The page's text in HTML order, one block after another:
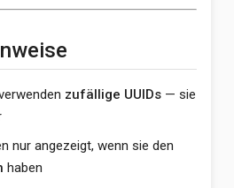
zufällige UUIDs— sie
nur angezeigt, wenn sie den
haben